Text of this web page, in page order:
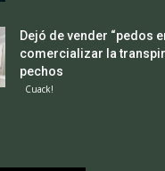
Dejó de vender “pedos
comercializar la
pechos
Cuack!